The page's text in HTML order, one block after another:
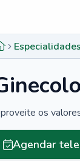
Especialidades
os
Agendar